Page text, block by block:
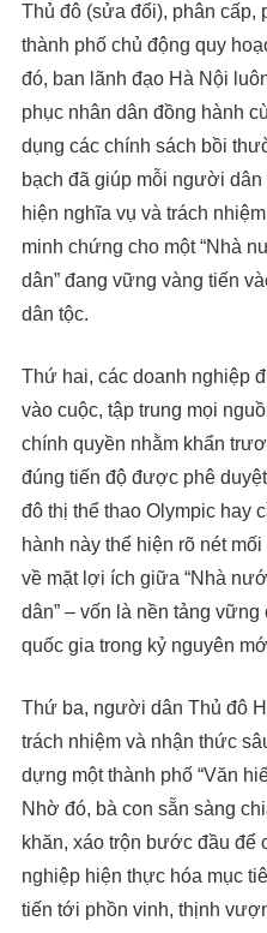
Thủ đô (sửa đổi), phân cấp,
thành phố chủ động quy
đó, ban lãnh đạo Hà Nội
phục nhân dân đồng hành
dụng các chính sách bồi
bạch đã giúp mỗi người
hiện nghĩa vụ và trách
minh chứng cho một “Nhà
dân” đang vững vàng tiến
dân tộc.
Thứ hai, các doanh nghiệp
vào cuộc, tập trung mọi
chính quyền nhằm khẩn
đúng tiến độ được phê
đô thị thể thao Olympic hay
hành này thể hiện rõ nét
về mặt lợi ích giữa “Nhà
dân” – vốn là nền tảng
quốc gia trong kỷ nguyên
Thứ ba, người dân Thủ đô
trách nhiệm và nhận thức
dựng một thành phố “Văn
Nhờ đó, bà con sẵn sàng
khăn, xáo trộn bước đầu để
nghiệp hiện thực hóa mục
tiến tới phồn vinh, thịnh